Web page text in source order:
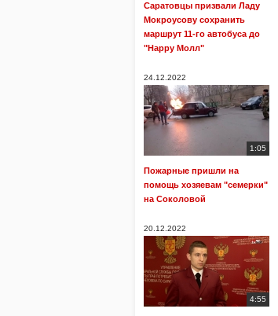
Саратовцы призвали Ладу
Мокроусову сохранить
маршрут 11-го автобуса до
"Happy Молл"
24.12.2022
1:05
Пожарные пришли на
помощь хозяевам "семерки"
на Соколовой
20.12.2022
4:55